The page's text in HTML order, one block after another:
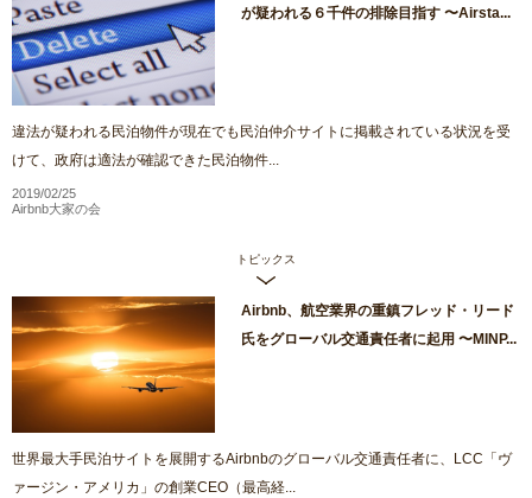
が疑われる６千件の排除目指す 〜Airsta...
違法が疑われる民泊物件が現在でも民泊仲介サイトに掲載されている状況を受
けて、政府は適法が確認できた民泊物件...
2019/02/25
Airbnb大家の会
トピックス
Airbnb、航空業界の重鎮フレッド・リード
氏をグローバル交通責任者に起用 〜MINP...
世界最大手民泊サイトを展開するAirbnbのグローバル交通責任者に、LCC「ヴ
ァージン・アメリカ」の創業CEO（最高経...